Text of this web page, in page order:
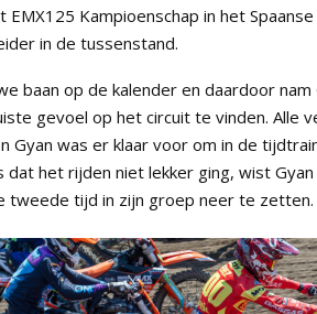
Kampioenschap in het
in de tussenstand.
baan op de kalender en daardoor
gevoel op het circuit te vinden. Alle
Gyan was er klaar voor om in de
dat het rijden niet lekker ging, wist
tweede tijd in zijn groep neer te zetten.